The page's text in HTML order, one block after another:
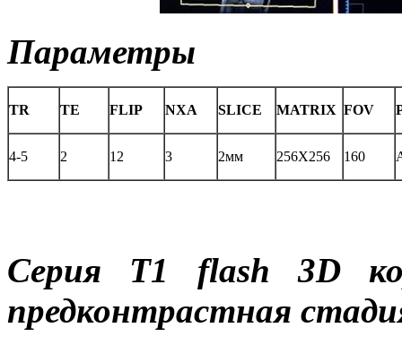
Параметры
TR TE FLIP NXA SLICE MATRIX FOV
4-5 2 12 3 2мм 256X256 160
Серия T1 flash 3D
предконтрастная